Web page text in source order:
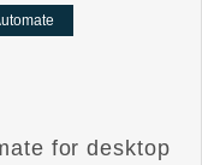
for desktop